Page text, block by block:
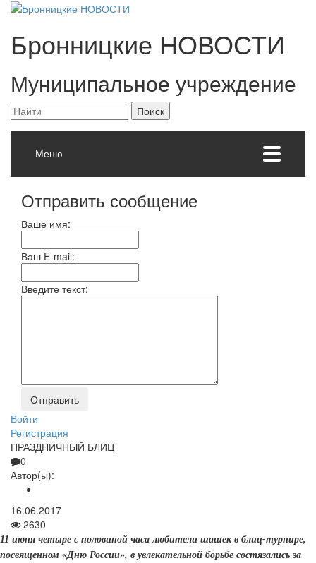
Бронницкие НОВОСТИ
Муниципальное учреждение
Меню
Отправить сообщение
Ваше имя:
Ваш E-mail:
Введите текст:
Войти
Регистрация
ПРАЗДНИЧНЫЙ БЛИЦ
0
Автор(ы):
16.06.2017
2630
11 июня четыре с половиной часа любители шашек в блиц-турнире,
посвященном «Дню России», в увлекательной борьбе состязались за